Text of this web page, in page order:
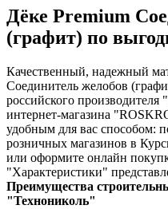
Дёке Premium
(графит) по
Качественный, надежный
Соединитель желобов
российского производителя
интернет-магазина
удобным для вас способом:
розничных магазинов в
или оформите онлайн
"Характеристики"
Преимущества
"Технониколь"